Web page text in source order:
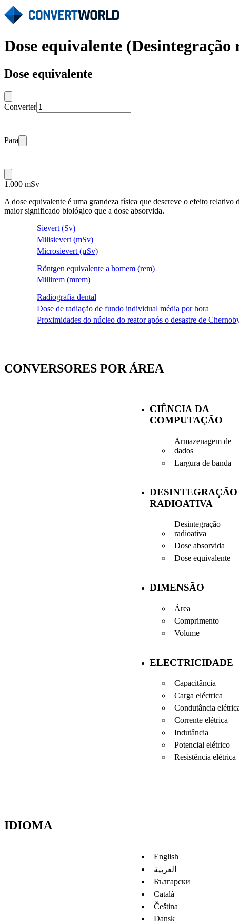
Dose equivalente
Dose equivalente
Converter
Para
1.000 mSv
A dose equivalente é uma grandeza física que descreve o efeito
maior significado biológico que a dose absorvida.
Sievert (Sv)
Milisievert (mSv)
Microsievert (μSv)
Röntgen equivalente a homem (rem)
Millirem (mrem)
Radiografia dental
Dose de radiação de fundo individual média por hora
Proximidades do núcleo do reator após o desastre de
CONVERSORES POR ÁREA
CIÊNCIA DA
COMPUTAÇÃO
Armazenagem de
dados
Largura de banda
DESINTEGRAÇÃO
RADIOATIVA
Desintegração
radioativa
Dose absorvida
Dose equivalente
DIMENSÃO
Área
Comprimento
Volume
ELECTRICIDADE
Capacitância
Carga eléctrica
Condutância
Corrente elétrica
Indutância
Potencial elétrico
Resistência elétrica
IDIOMA
English
العربية
Български
Català
Čeština
Dansk